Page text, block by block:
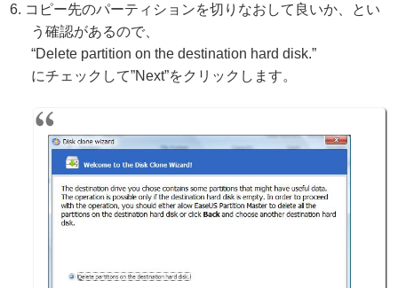
コピー先のパーティションを切りなおして良いか、とい
う確認があるので、
“Delete partition on the destination hard disk.”
にチェックして”Next”をクリックします。